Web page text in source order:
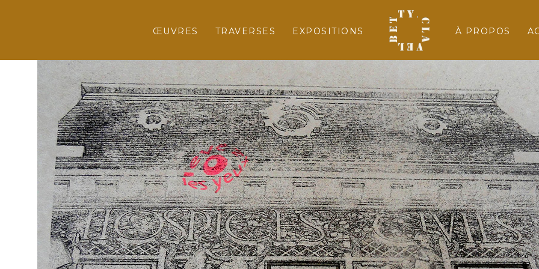
ŒUVRES TRAVERSES EXPOSITIONS À PROPOS